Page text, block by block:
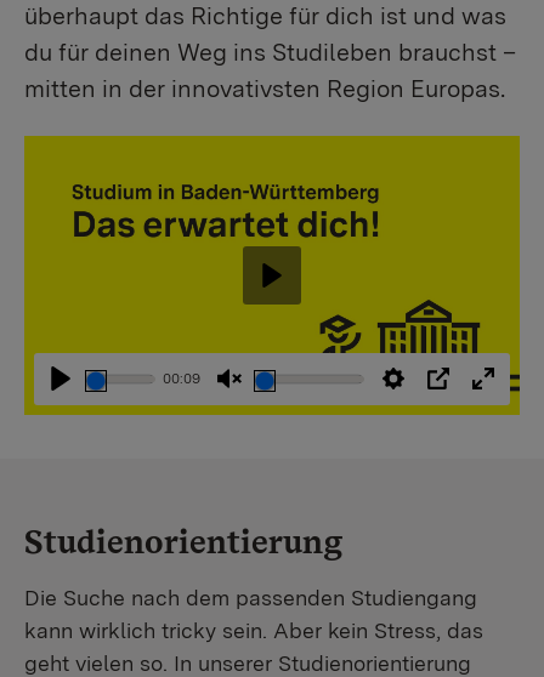
überhaupt das Richtige für dich ist und was
du für deinen Weg ins Studileben brauchst –
mitten in der innovativsten Region Europas.
Abspielen
00:09
StummschaltungEinstellungen
PIP
Abspielen
Studienorientierung
Die Suche nach dem passenden Studiengang
kann wirklich tricky sein. Aber kein Stress, das
geht vielen so. In unserer Studienorientierung